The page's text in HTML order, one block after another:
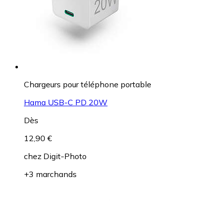
Chargeurs pour téléphone portable
Hama USB-C PD 20W
Dès
12,90 €
chez Digit-Photo
+3 marchands